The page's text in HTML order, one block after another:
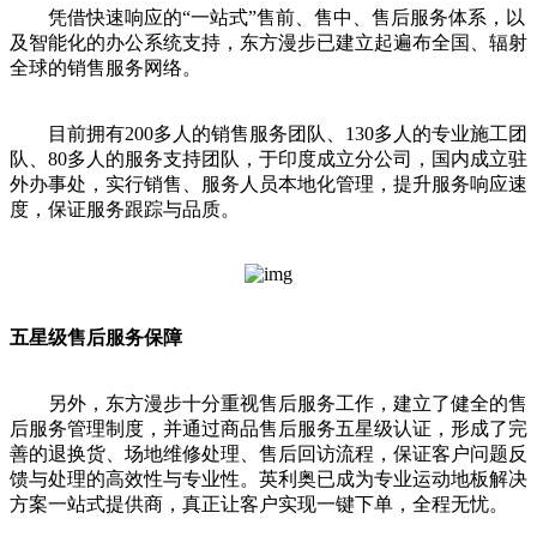
凭借快速响应的“一站式”售前、售中、售后服务体系，以
及智能化的办公系统支持，东方漫步已建立起遍布全国、辐射
全球的销售服务网络。
目前拥有200多人的销售服务团队、130多人的专业施工团
队、80多人的服务支持团队，于印度成立分公司，国内成立驻
外办事处，实行销售、服务人员本地化管理，提升服务响应速
度，保证服务跟踪与品质。
五星级售后服务保障
另外，东方漫步十分重视售后服务工作，建立了健全的售
后服务管理制度，并通过商品售后服务五星级认证，形成了完
善的退换货、场地维修处理、售后回访流程，保证客户问题反
馈与处理的高效性与专业性。英利奥已成为专业运动地板解决
方案一站式提供商，真正让客户实现一键下单，全程无忧。